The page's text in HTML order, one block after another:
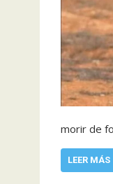
morir de
LEER MÁS